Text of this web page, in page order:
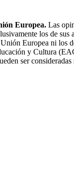
Europea. Las
los de sus
Europea ni los
y Cultura
ser consideradas